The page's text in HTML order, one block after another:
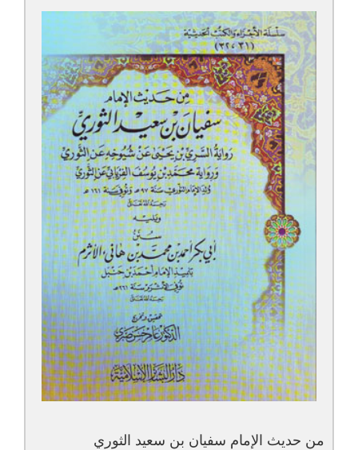
من حديث الإمام سفيان بن سعيد الثوري